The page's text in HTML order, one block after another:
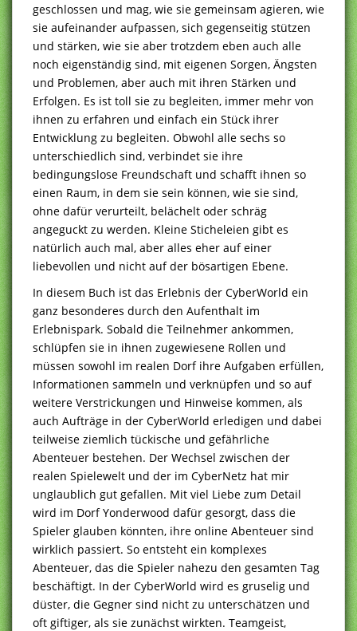
geschlossen und mag, wie sie gemeinsam agieren, wie
sie aufeinander aufpassen, sich gegenseitig stützen
und stärken, wie sie aber trotzdem eben auch alle
noch eigenständig sind, mit eigenen Sorgen, Ängsten
und Problemen, aber auch mit ihren Stärken und
Erfolgen. Es ist toll sie zu begleiten, immer mehr von
ihnen zu erfahren und einfach ein Stück ihrer
Entwicklung zu begleiten. Obwohl alle sechs so
unterschiedlich sind, verbindet sie ihre
bedingungslose Freundschaft und schafft ihnen so
einen Raum, in dem sie sein können, wie sie sind,
ohne dafür verurteilt, belächelt oder schräg
angeguckt zu werden. Kleine Sticheleien gibt es
natürlich auch mal, aber alles eher auf einer
liebevollen und nicht auf der bösartigen Ebene.
In diesem Buch ist das Erlebnis der CyberWorld ein
ganz besonderes durch den Aufenthalt im
Erlebnispark. Sobald die Teilnehmer ankommen,
schlüpfen sie in ihnen zugewiesene Rollen und
müssen sowohl im realen Dorf ihre Aufgaben erfüllen,
Informationen sammeln und verknüpfen und so auf
weitere Verstrickungen und Hinweise kommen, als
auch Aufträge in der CyberWorld erledigen und dabei
teilweise ziemlich tückische und gefährliche
Abenteuer bestehen. Der Wechsel zwischen der
realen Spielewelt und der im CyberNetz hat mir
unglaublich gut gefallen. Mit viel Liebe zum Detail
wird im Dorf Yonderwood dafür gesorgt, dass die
Spieler glauben könnten, ihre online Abenteuer sind
wirklich passiert. So entsteht ein komplexes
Abenteuer, das die Spieler nahezu den gesamten Tag
beschäftigt. In der CyberWorld wird es gruselig und
düster, die Gegner sind nicht zu unterschätzen und
oft giftiger, als sie zunächst wirkten. Teamgeist,